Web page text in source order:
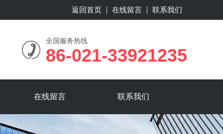
返回首页 在线留言 联系我们
全国服务热线
86-021-33921235
在线留言 联系我们